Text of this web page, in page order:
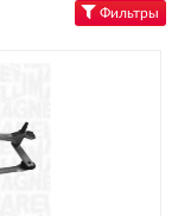
Фильтры